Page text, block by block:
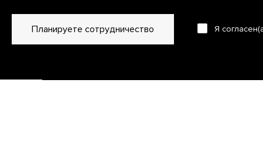
Планируете сотрудничество Я